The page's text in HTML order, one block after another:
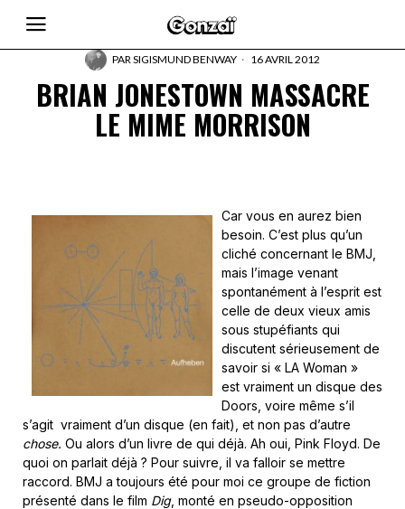
PARSIGISMUND BENWAY 16 AVRIL 2012
BRIAN JONESTOWN MASSACRE
LE MIME MORRISON
Car vous en aurez bien
besoin. C’est plus qu’un
cliché concernant le BMJ,
mais l’image venant
spontanément à l’esprit est
celle de deux vieux amis
sous stupéfiants qui
discutent sérieusement de
savoir si « LA Woman »
est vraiment un disque des
Doors, voire même s’il
s’agit vraiment d’un disque (en fait), et non pas d’autre
chose. Ou alors d’un livre de qui déjà. Ah oui, Pink Floyd. De
quoi on parlait déjà ? Pour suivre, il va falloir se mettre
raccord. BMJ a toujours été pour moi ce groupe de fiction
présenté dans le film Dig, monté en pseudo-opposition